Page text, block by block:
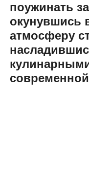
поужинать
окунувшись
атмосферу